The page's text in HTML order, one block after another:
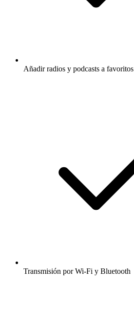
Añadir radios y podcasts a favoritos
Transmisión por Wi-Fi y Bluetooth